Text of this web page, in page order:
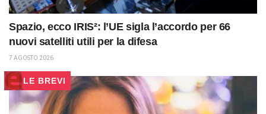
Spazio, ecco IRIS²: l’UE sigla l’accordo per 66
nuovi satelliti utili per la difesa
7 AGOSTO 2026
LE BREVI